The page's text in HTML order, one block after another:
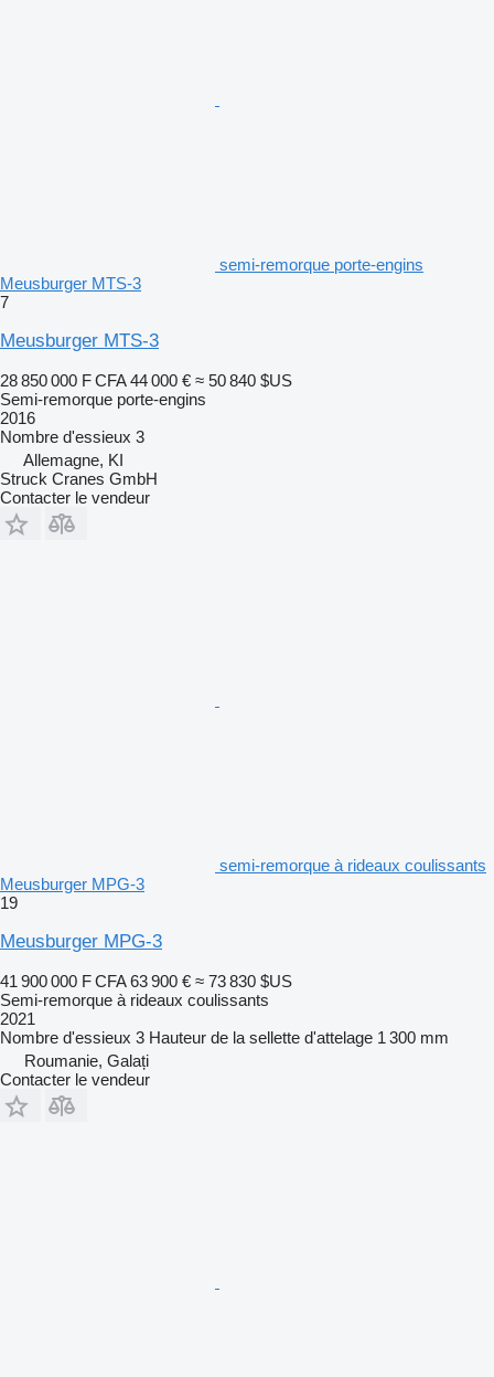
semi-remorque porte-engins
Meusburger MTS-3
7
Meusburger MTS-3
28 850 000 F CFA 44 000 € ≈ 50 840 $US
Semi-remorque porte-engins
2016
Nombre d'essieux 3
Allemagne, KI
Struck Cranes GmbH
Contacter le vendeur
semi-remorque à rideaux coulissants
Meusburger MPG-3
19
Meusburger MPG-3
41 900 000 F CFA 63 900 € ≈ 73 830 $US
Semi-remorque à rideaux coulissants
2021
Nombre d'essieux 3 Hauteur de la sellette d'attelage 1 300 mm
Roumanie, Galați
Contacter le vendeur